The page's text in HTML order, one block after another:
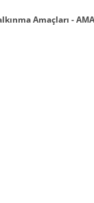
Amaçları -